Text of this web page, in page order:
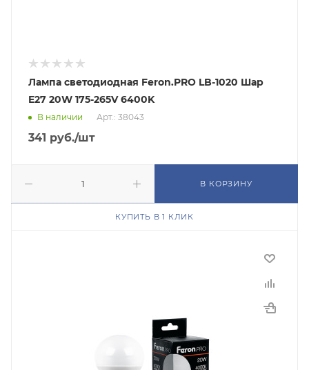
Лампа светодиодная Feron.PRO LB-1020 Шар
E27 20W 175-265V 6400K
В наличии Арт.: 38043
341 руб./шт
В КОРЗИНУ
КУПИТЬ В 1 КЛИК